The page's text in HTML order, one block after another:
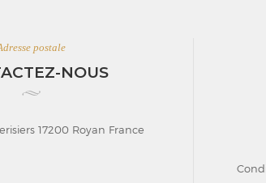
postale
NOUS
17200 Royan France